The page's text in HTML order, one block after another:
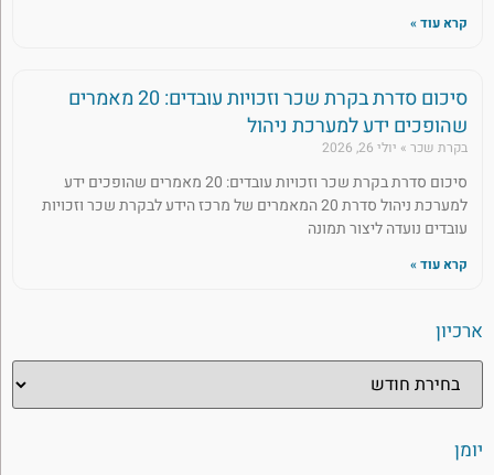
קרא עוד »
סיכום סדרת בקרת שכר וזכויות עובדים: 20 מאמרים
שהופכים ידע למערכת ניהול
בקרת שכר יולי 26, 2026
סיכום סדרת בקרת שכר וזכויות עובדים: 20 מאמרים שהופכים ידע
למערכת ניהול סדרת 20 המאמרים של מרכז הידע לבקרת שכר וזכויות
עובדים נועדה ליצור תמונה
קרא עוד »
ארכיון
יומן